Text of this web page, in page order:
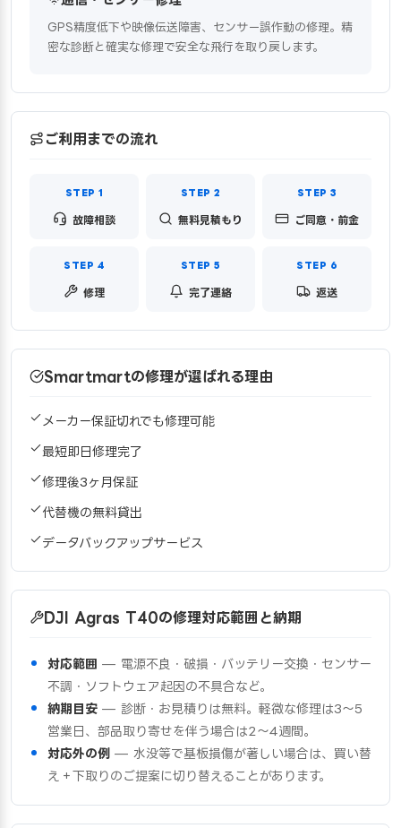
GPS精度低下や映像伝送障害、センサー誤作動の修理。精
密な診断と確実な修理で安全な飛行を取り戻します。
ご利用までの流れ
故障相談 無料見積もり ご同意・前金
修理 完了連絡 返送
Smartmartの修理が選ばれる理由
メーカー保証切れでも修理可能
最短即日修理完了
修理後3ヶ月保証
代替機の無料貸出
データバックアップサービス
DJI Agras T40の修理対応範囲と納期
対応範囲 — 電源不良・破損・バッテリー交換・センサー
不調・ソフトウェア起因の不具合など。
納期目安 — 診断・お見積りは無料。軽微な修理は3〜5
営業日、部品取り寄せを伴う場合は2〜4週間。
対応外の例 — 水没等で基板損傷が著しい場合は、買い替
え＋下取りのご提案に切り替えることがあります。